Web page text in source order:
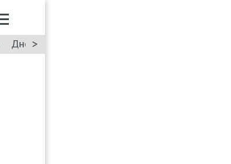
Дневник: Лада Искра
>